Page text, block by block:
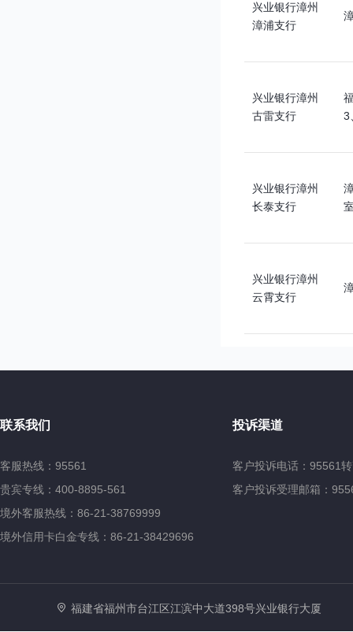
兴业银行漳州
漳浦支行
兴业银行漳州
古雷支行
3
兴业银行漳州
长泰支行
兴业银行漳州
云霄支行
联系我们
客服热线：95561
贵宾专线：400-8895-561
境外客服热线：86-21-38769999
境外信用卡白金专线：86-21-38429696
投诉渠道
客户投诉电话：95561
客户投诉受理邮箱：
福建省福州市台江区江滨中大道398号兴业银行大厦